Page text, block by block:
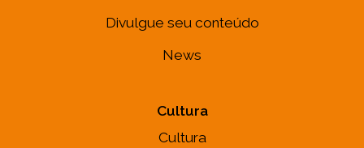
Divulgue seu conteúdo
News
Cultura
Cultura